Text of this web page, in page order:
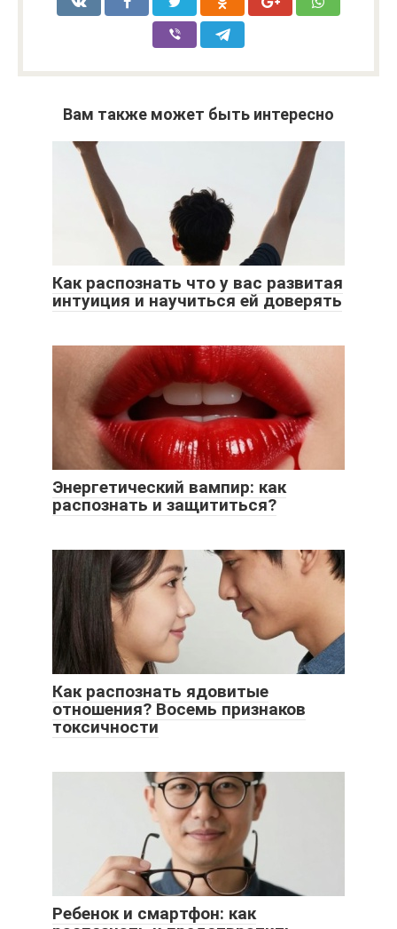
Вам также может быть интересно
Как распознать что у вас развитая
интуиция и научиться ей доверять
Энергетический вампир: как
распознать и защититься?
Как распознать ядовитые
отношения? Восемь признаков
токсичности
Ребенок и смартфон: как